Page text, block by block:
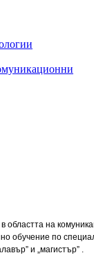
областта на
обучение по
и „магистър” .